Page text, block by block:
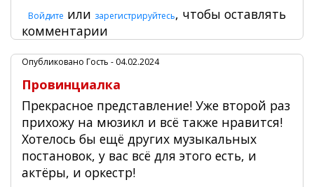
Войдите или зарегистрируйтесь, чтобы оставлять
комментарии
Опубликовано Гость - 04.02.2024
Провинциалка
Прекрасное представление! Уже второй раз
прихожу на мюзикл и всё также нравится!
Хотелось бы ещё других музыкальных
постановок, у вас всё для этого есть, и
актёры, и оркестр!